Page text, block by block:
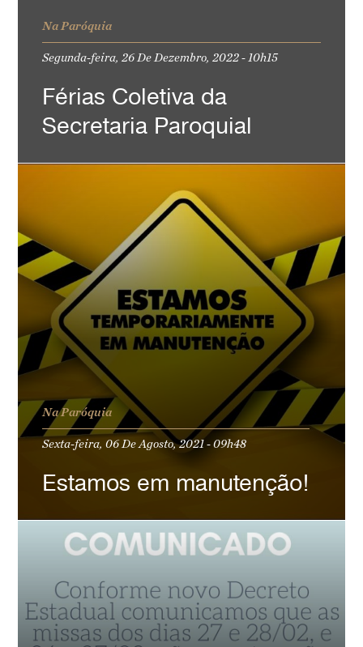
Na Paróquia
Segunda-feira, 26 De Dezembro, 2022 - 10h15
Férias Coletiva da
Secretaria Paroquial
Na Paróquia
Sexta-feira, 06 De Agosto, 2021 - 09h48
Estamos em manutenção!